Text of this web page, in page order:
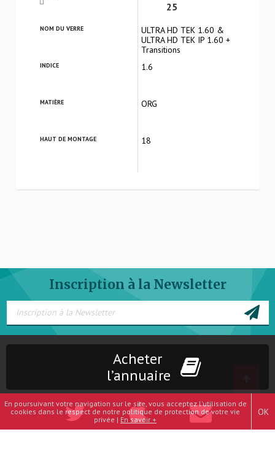
25
NOM DU VERRE
ULTRA HD TEK 1.60 &
ULTRA HD TEK IP 1.60 +
Transitions
INDICE 1.6
MATIÈRE ORG
HAUT DE MONTAGE 18
Inscription à la Newsletter
Acheter
l’annuaire
En poursuivant votre navigation sur le site, vous acceptez l'utilisation de
cookies dans le respect de notre politique de protection de votre vie
privée | En savoir +
OK